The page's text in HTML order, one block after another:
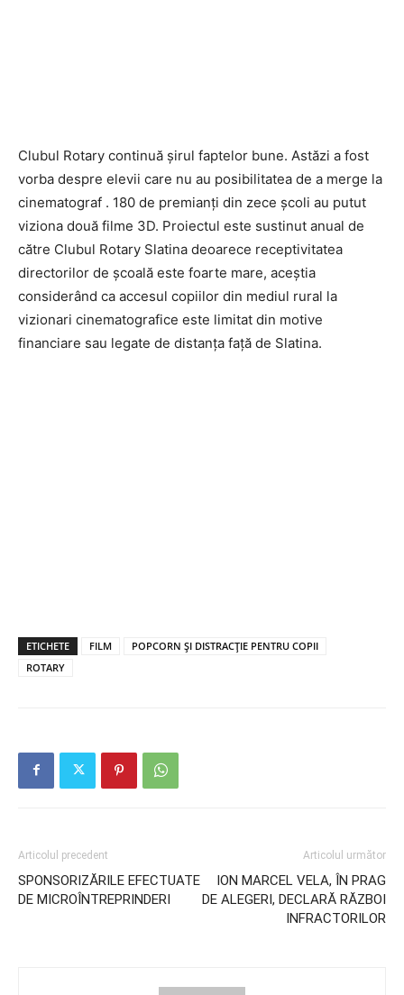
Clubul Rotary continuă șirul faptelor bune. Astăzi a fost
vorba despre elevii care nu au posibilitatea de a merge la
cinematograf . 180 de premianți din zece școli au putut
viziona două filme 3D. Proiectul este sustinut anual de
către Clubul Rotary Slatina deoarece receptivitatea
directorilor de școală este foarte mare, aceștia
considerând ca accesul copiilor din mediul rural la
vizionari cinematografice este limitat din motive
financiare sau legate de distanța față de Slatina.
ETICHETE FILM
POPCORN ȘI DISTRACȚIE PENTRU COPII
ROTARY
Articolul precedent
SPONSORIZĂRILE EFECTUATE
DE MICROÎNTREPRINDERI
Articolul următor
ION MARCEL VELA, ÎN PRAG
DE ALEGERI, DECLARĂ RĂZBOI
INFRACTORILOR